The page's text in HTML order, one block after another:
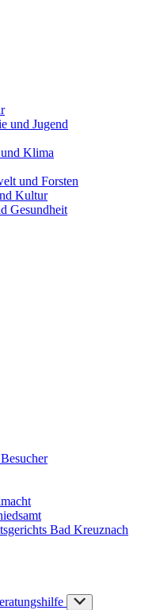
und Jugend
Klima
und Forsten
Kultur
Gesundheit
Bad Kreuznach